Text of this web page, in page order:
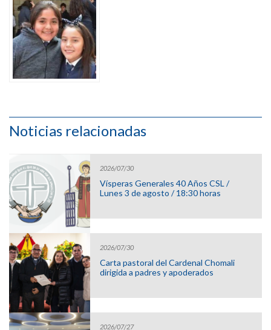
Noticias relacionadas
2026/07/30
Vísperas Generales 40 Años CSL /
Lunes 3 de agosto / 18:30 horas
2026/07/30
Carta pastoral del Cardenal Chomali
dirigida a padres y apoderados
2026/07/27